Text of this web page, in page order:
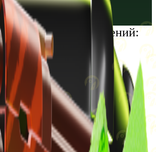
развлечений:
наслаждайся
вы подтверждаете, что вам исполнилось
играми?